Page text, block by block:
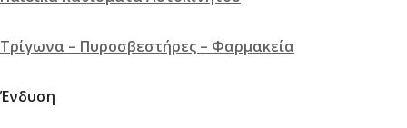
Τρίγωνα – Πυροσβεστήρες – Φαρμακεία
Ένδυση
Σύγκριση Γρήγορη προβολή